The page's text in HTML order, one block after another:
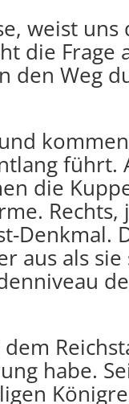
weist
die Frage
den Weg
führt.
die
Denkmal.
aus als
habe.